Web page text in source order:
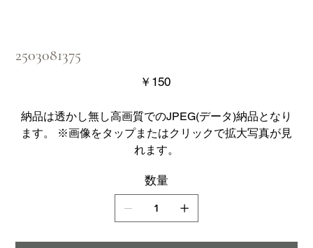
2503081375
価
格
￥150
納品は透かし無し高画質でのJPEG(データ)納品となり
ます。 ※画像をタップまたはクリックで拡大写真が見
れます。
数量